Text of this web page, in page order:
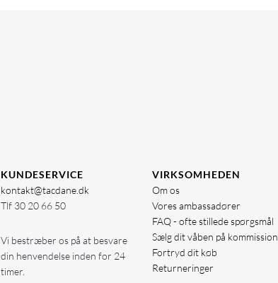
KUNDESERVICE
kontakt@tacdane.dk
Tlf 30 20 66 50
Vi bestræber os på at besvare
din henvendelse inden for 24
timer.
VIRKSOMHEDEN
Om os
Vores ambassadører
FAQ - ofte stillede spørgsmål
Sælg dit våben på kommission
Fortryd dit køb
Returneringer